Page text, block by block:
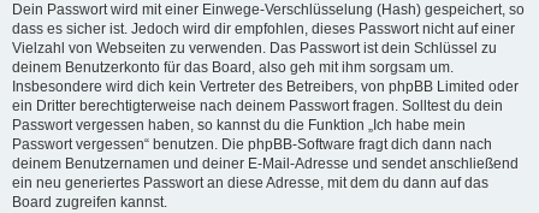
Dein Passwort wird mit einer Einwege-Verschlüsselung (Hash) gespeichert, so
dass es sicher ist. Jedoch wird dir empfohlen, dieses Passwort nicht auf einer
Vielzahl von Webseiten zu verwenden. Das Passwort ist dein Schlüssel zu
deinem Benutzerkonto für das Board, also geh mit ihm sorgsam um.
Insbesondere wird dich kein Vertreter des Betreibers, von phpBB Limited oder
ein Dritter berechtigterweise nach deinem Passwort fragen. Solltest du dein
Passwort vergessen haben, so kannst du die Funktion „Ich habe mein
Passwort vergessen“ benutzen. Die phpBB-Software fragt dich dann nach
deinem Benutzernamen und deiner E-Mail-Adresse und sendet anschließend
ein neu generiertes Passwort an diese Adresse, mit dem du dann auf das
Board zugreifen kannst.